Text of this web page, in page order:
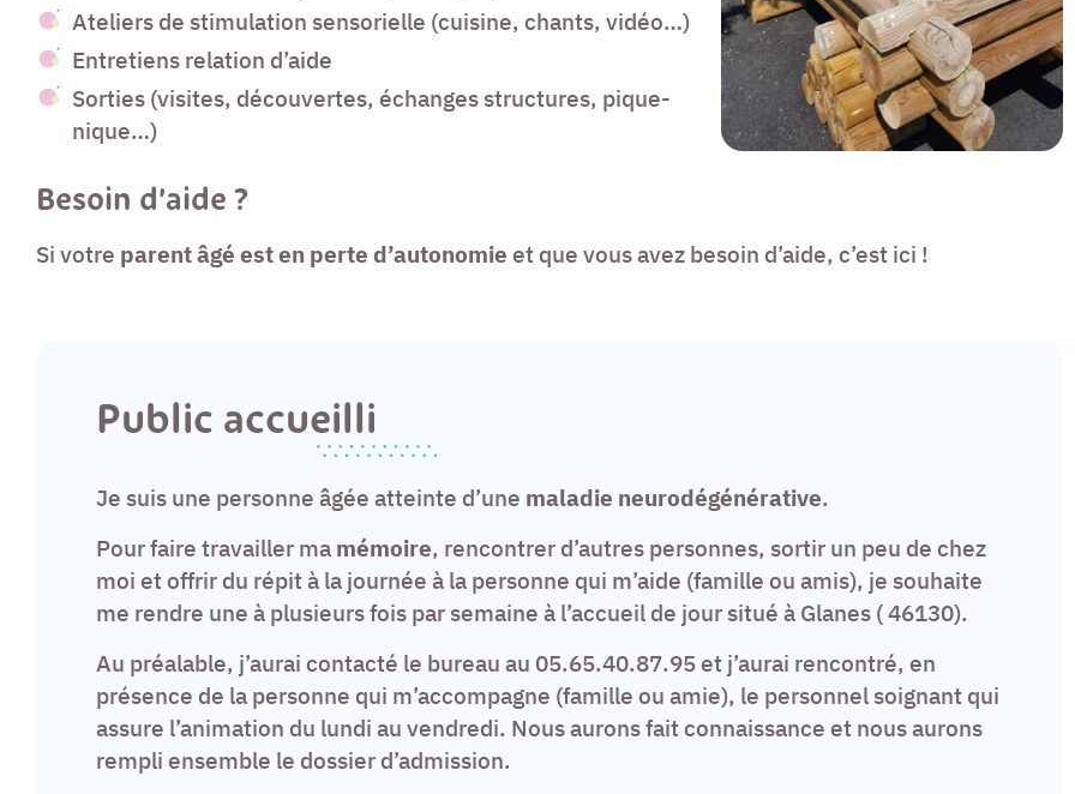
Ateliers de stimulation sensorielle (cuisine, chants, vidéo…)
Entretiens relation d’aide
Sorties (visites, découvertes, échanges structures, pique-
nique…)
Besoin d’aide ?
Si votre parent âgé est en perte d’autonomie et que vous avez besoin d’aide, c’est ici !
Public accueilli
Je suis une personne âgée atteinte d’une maladie neurodégénérative.
Pour faire travailler ma mémoire, rencontrer d’autres personnes, sortir un peu de chez
moi et offrir du répit à la journée à la personne qui m’aide (famille ou amis), je souhaite
me rendre une à plusieurs fois par semaine à l’accueil de jour situé à Glanes ( 46130).
Au préalable, j’aurai contacté le bureau au 05.65.40.87.95 et j’aurai rencontré, en
présence de la personne qui m’accompagne (famille ou amie), le personnel soignant qui
assure l’animation du lundi au vendredi. Nous aurons fait connaissance et nous aurons
rempli ensemble le dossier d’admission.